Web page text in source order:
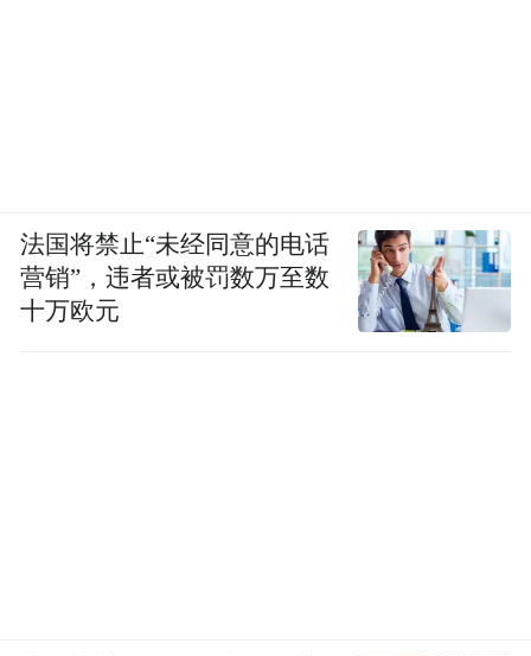
法国将禁止“未经同意的电话
营销”，违者或被罚数万至数
十万欧元